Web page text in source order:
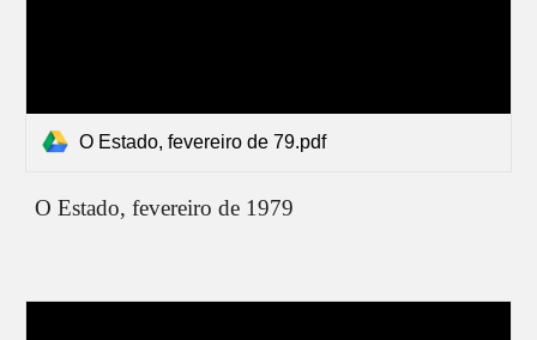
O Estado, fevereiro de 79.pdf
O Estado,fevereiro de 1979